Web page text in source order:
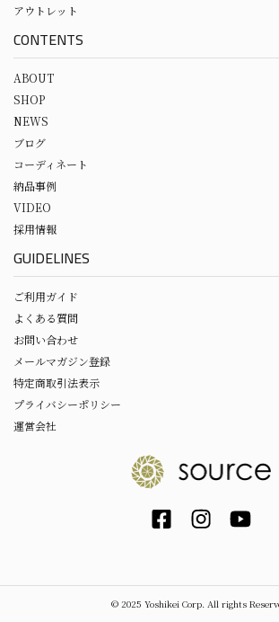
アウトレット
CONTENTS
ABOUT
SHOP
NEWS
ブログ
コーディネート
納品事例
VIDEO
採用情報
GUIDELINES
ご利用ガイド
よくある質問
お問い合わせ
メールマガジン登録
特定商取引法表示
プライバシーポリシー
運営会社
© 2025 Yoshikei Corp. All rights